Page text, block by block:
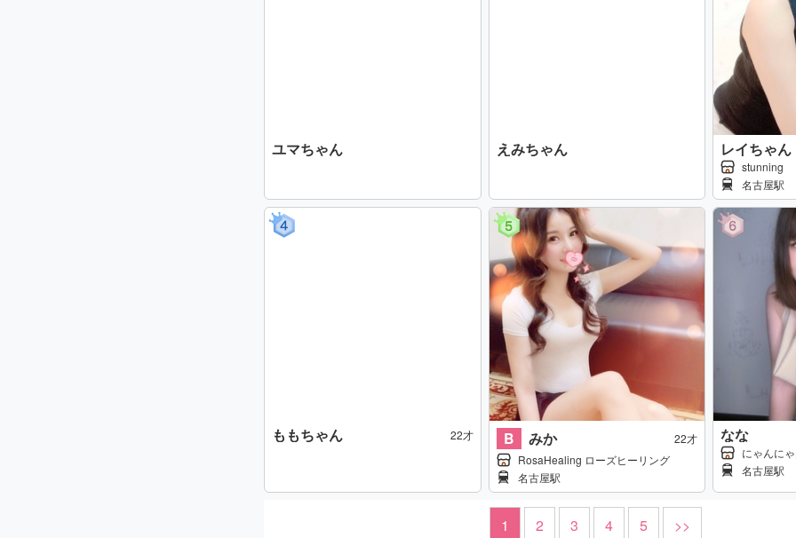
ユマちゃん えみちゃん レイちゃん
stunning
名古屋駅
ももちゃん 22才 B みか
22才
RosaHealing ローズヒーリング
名古屋駅
なな
にゃんに
名古屋駅
1 2 3 4 5 >>